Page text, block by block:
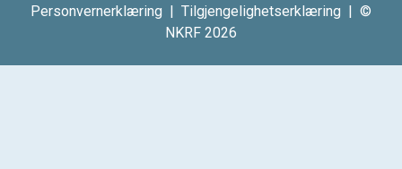
Personvernerklæring | Tilgjengelighetserklæring | ©
NKRF 2026